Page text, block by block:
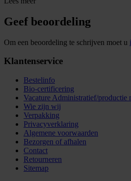
Geef beoordeling
Om een beoordeling te schrijven moet u
Klantenservice
Bestelinfo
Bio-certificering
Vacature Administratief/productie
Wie zijn wij
Verpakking
Privacyverklaring
Algemene voorwaarden
Bezorgen of afhalen
Contact
Retourneren
Sitemap